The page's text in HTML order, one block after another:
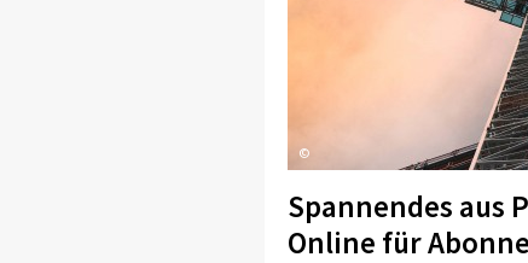
©
Spannendes aus
Online für